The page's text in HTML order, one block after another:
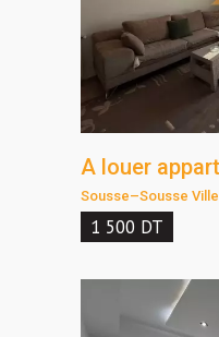
Sousse–Sousse Ville
1 500 DT